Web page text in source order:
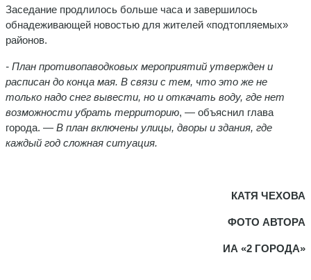
Заседание продлилось больше часа и завершилось
обнадеживающей новостью для жителей «подтопляемых»
районов.
- План противопаводковых мероприятий утвержден и
расписан до конца мая. В связи с тем, что это же не
только надо снег вывести, но и откачать воду, где нет
возможности убрать территорию, — объяснил глава
города. — В план включены улицы, дворы и здания, где
каждый год сложная ситуация.
КАТЯ ЧЕХОВА
ФОТО АВТОРА
ИА «2 ГОРОДА»